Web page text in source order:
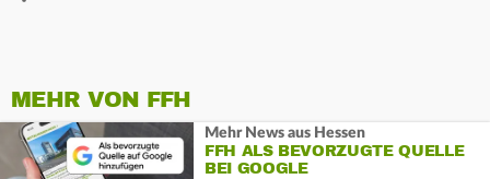
MEHR VON FFH
Mehr News aus Hessen
FFH ALS BEVORZUGTE QUELLE
BEI GOOGLE